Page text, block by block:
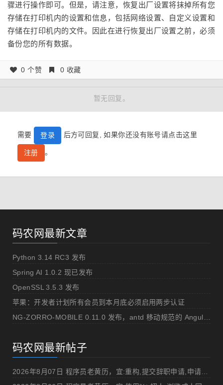
骤进行操作即可。但是，请注意，恢复出厂设置将抹掉所有您
存储在打印机内的设置和信息，包括网络设置、自定义设置和
存储在打印机内的文件。因此在进行恢复出厂设置之前，必须
备份您的所有数据。
0 个赞 0 收藏
暂无回复。
需要 登录 后方可回复, 如果你还没有账号请点击这里
注册 。
码农网最新文章
Python 3.14 RC3 发布
Spring AI 1.0.2 现已发布
OpenSSL 3.5.3 发布
苹果：开发者计划所有会员到本月底必须启用两步认证
码农网最新帖子